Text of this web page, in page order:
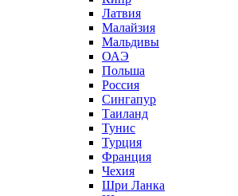
Латвия
Малайзия
Мальдивы
ОАЭ
Польша
Россия
Сингапур
Таиланд
Тунис
Турция
Франция
Чехия
Шри Ланка